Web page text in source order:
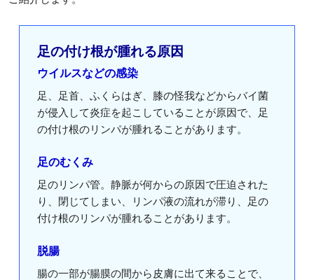
足の付け根が腫れる原因
ウイルスなどの感染
足、足首、ふくらはぎ、膝の怪我などからバイ菌
が侵入して炎症を起こしていることが原因で、足
の付け根のリンパが腫れることがあります。
足のむくみ
足のリンパ管。静脈が何からの原因で圧迫された
り、閉じてしまい、リンパ液の流れが滞り、足の
付け根のリンパが腫れることがあります。
脱腸
腸の一部が腸膜の間から皮膚に出て来ることで、